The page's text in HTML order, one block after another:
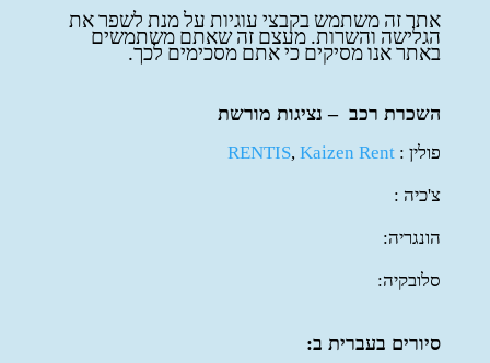
אתר זה משתמש בקבצי עוגיות על מנת לשפר את
הגלישה והשרות. מעצם זה שאתם משתמשים
באתר אנו מסיקים כי אתם מסכימים לכך.
השכרת רכב – נציגות מורשת
פולין : RENTIS,Kaizen Rent
צ'כיה :
הונגריה:
סלובקיה:
סיורים בעברית ב: